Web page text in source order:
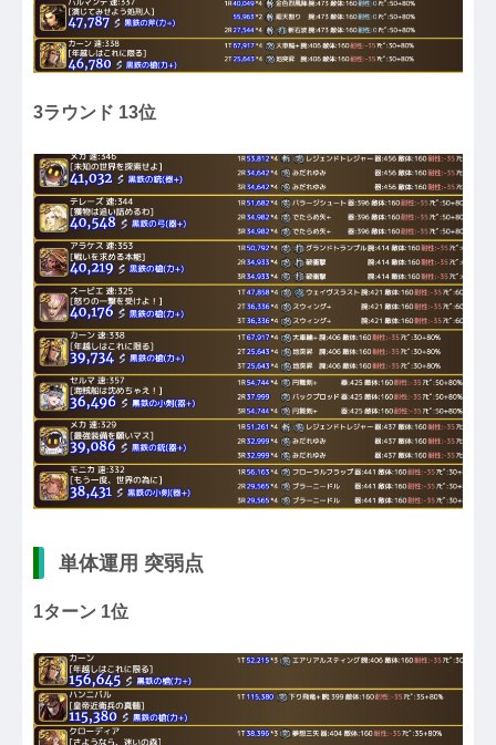
3ラウンド 13位
単体運用 突弱点
1ターン 1位